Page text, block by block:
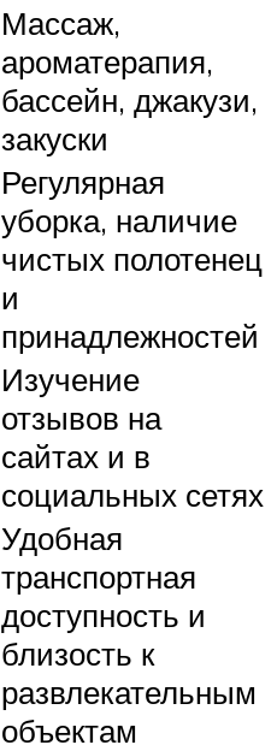
Массаж,
ароматерапия,
бассейн, джакузи,
закуски
Регулярная
уборка, наличие
чистых полотенец
и
принадлежностей
Изучение
отзывов на
сайтах и в
социальных сетях
Удобная
транспортная
доступность и
близость к
развлекательным
объектам